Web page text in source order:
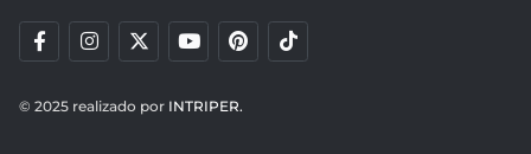
© 2025 realizado por INTRIPER.